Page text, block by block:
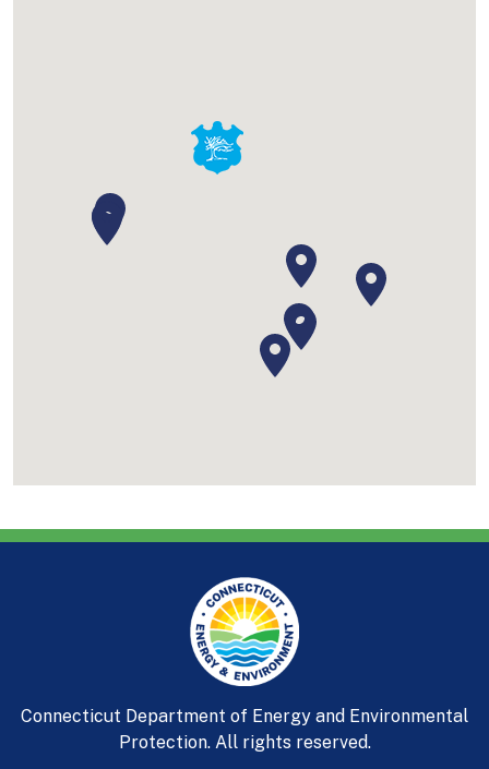
Connecticut Department of Energy and Environmental
Protection. All rights reserved.